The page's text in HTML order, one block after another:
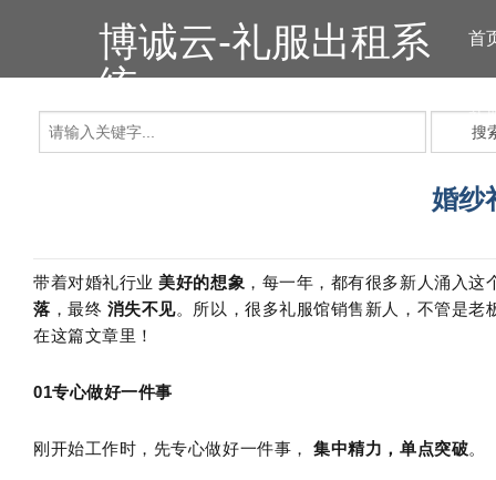
博诚云-礼服出租系
统
首
礼
搜
婚纱
带着对婚礼行业美好的想象 ，每一年，都有很多新人涌入
落 ，最终 消失不见。所以，很多礼服馆销售新人，不管是
在这篇文章里！
01专心做好一件事
刚开始工作时，先专心做好一件事，集中精力，单点突破。